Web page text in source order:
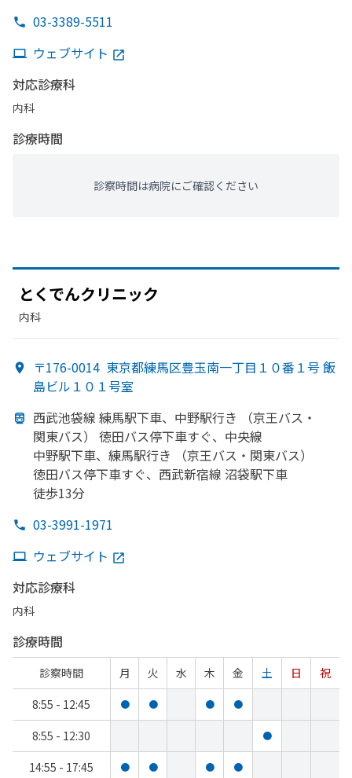
03-3389-5511
ウェブサイト
対応診療科
内科
診療時間
診察時間は病院にご確認ください
とくでんクリニック
内科
〒176-0014 東京都練馬区豊玉南一丁目１０番１号 飯
島ビル１０１号室
西武池袋線 練馬駅下車、 中野駅行き
（京王バス・
関東バス）
徳田バス停下車すぐ、 中央線
中野駅下車、 練馬駅行き （京王バス・ 関東バス）
徳田バス停下車すぐ、 西武新宿線 沼袋駅下車
徒歩13分
03-3991-1971
ウェブサイト
対応診療科
内科
診療時間
診察時間 月 火 水 木 金 土 日
祝
8:55 - 12:45
● ● ● ●
8:55 - 12:30 ●
14:55 - 17:45 ● ● ● ●